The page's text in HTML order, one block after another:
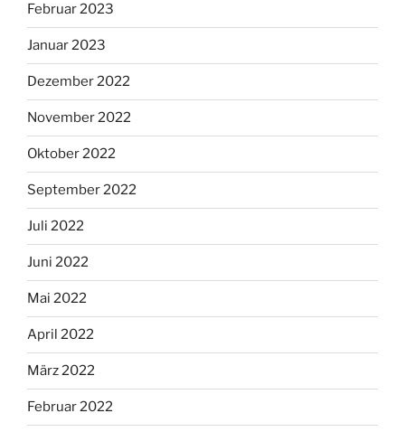
Februar 2023
Januar 2023
Dezember 2022
November 2022
Oktober 2022
September 2022
Juli 2022
Juni 2022
Mai 2022
April 2022
März 2022
Februar 2022